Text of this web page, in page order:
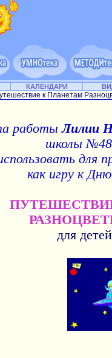
КАЛЕНДАРИ
к Планетам
работыЛилии
школы №48
для
как игру к
для